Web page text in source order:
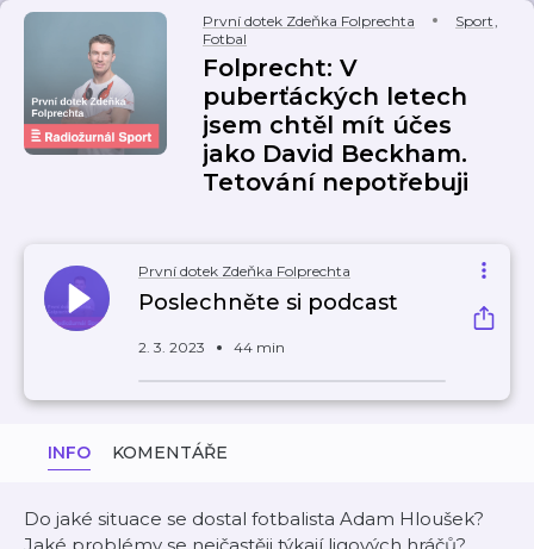
První dotek Zdeňka Folprechta Sport,
Fotbal
Folprecht: V
puberťáckých letech
jsem chtěl mít účes
jako David Beckham.
Tetování nepotřebuji
První dotek Zdeňka Folprechta
Poslechněte si podcast
2. 3. 2023 44 min
INFO KOMENTÁŘE
Do jaké situace se dostal fotbalista Adam Hloušek?